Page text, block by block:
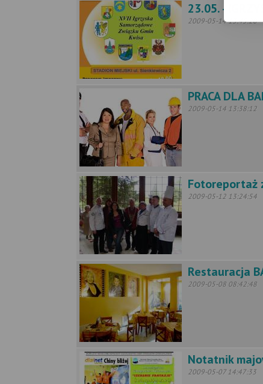
23.05. -
2009-05-14 13:45:20
PRACA DLA
2009-05-14 13:38:12
Fotoreportaż
2009-05-12 13:24:54
Restauracja
2009-05-08 08:42:48
Notatnik
2009-05-07 14:47:33